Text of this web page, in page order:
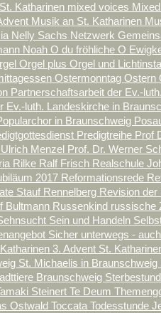
Katharinen mixed voices
Musik an St. Katharinen
Nelly Sachs Netzwerk
Noah O du fröhliche O
Orgel plus Orgel und
Ostermonntag Ostern
Partnerschaftsarbeit der Ev.-
Ev.-luth. Landeskirche in
in Braunschweig
Predigtreihe Prof
Menzel Prof. Dr. Werner
Rilke Ralf Frisch Realschule
2017 Reformationsrede
Stauf Rennelberg Revision der
Bultmann Russenkind russische
Sein und Handeln
Sicher unterwegs -
3. Advent St.
St. Michaelis in Braunschweig
Braunschweig
Steinert Te Deum
Ostwald Toccata Todesstunde